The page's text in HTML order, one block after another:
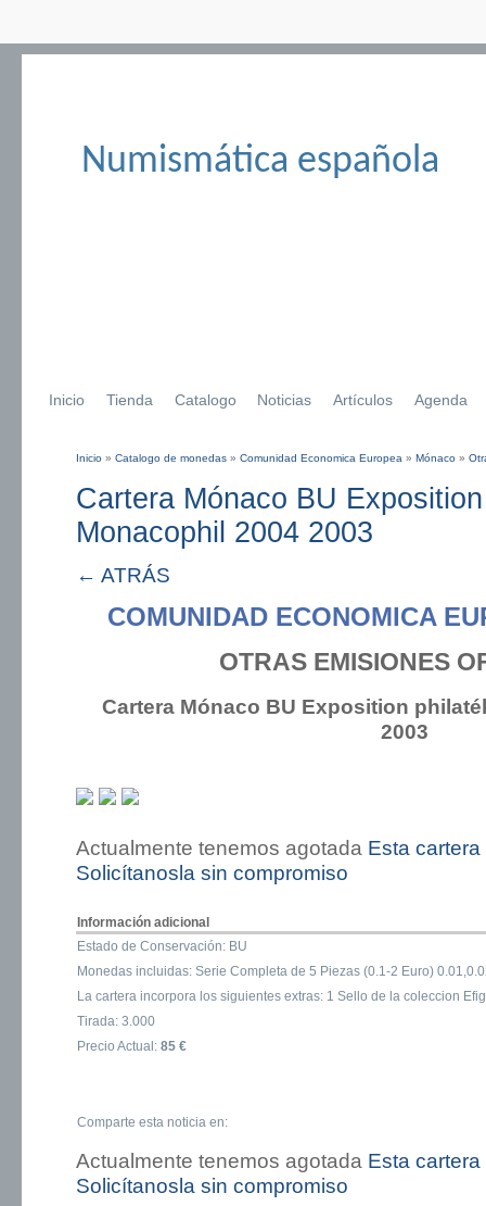
Numismática española
Inicio Tienda Catalogo Noticias Artículos Agenda
Inicio » Catalogo de monedas » Comunidad Economica Europea » Mónaco »
Cartera Mónaco BU
Monacophil 2004 2003
← ATRÁS
COMUNIDAD ECONOMICA
OTRAS EMISIONES
Cartera Mónaco BU Exposition
2003
Actualmente tenemos agotada Esta cartera
Solicítanosla sin compromiso
Información adicional
Estado de Conservación: BU
Monedas incluidas: Serie Completa de 5 Piezas (0.1-2 Euro)
La cartera incorpora los siguientes extras: 1 Sello de la coleccion
Tirada: 3.000
Precio Actual: 85 €
Comparte esta noticia en:
Actualmente tenemos agotada Esta cartera
Solicítanosla sin compromiso